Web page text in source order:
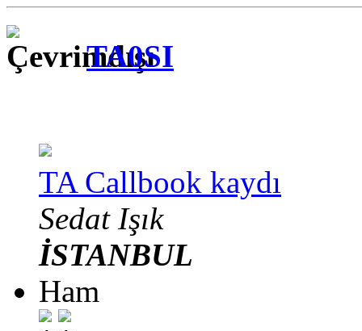
TA0SI
TA Callbook kaydı
Sedat Işık
İSTANBUL
Ham